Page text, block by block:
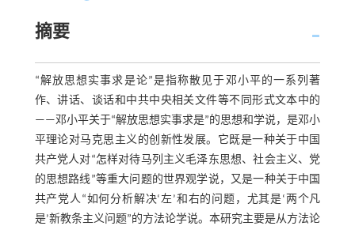
摘要
“解放思想实事求是论”是指称散见于邓小平的一系列著
作、讲话、谈话和中共中央相关文件等不同形式文本中的
——邓小平关于“解放思想实事求是”的思想和学说，是邓小
平理论对马克思主义的创新性发展。它既是一种关于中国
共产党人对“怎样对待马列主义毛泽东思想、社会主义、党
的思想路线”等重大问题的世界观学说，又是一种关于中国
共产党人“如何分析解决‘左’和右的问题，尤其是‘两个凡
是’新教条主义问题”的方法论学说。本研究主要是从方法论